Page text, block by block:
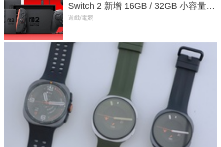
Switch 2 新增 16GB / 32GB 小容量遊
戲卡的選擇
遊戲/電競